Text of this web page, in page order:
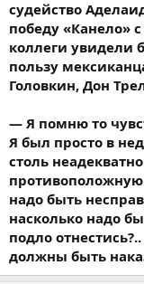
судейство
победу «Канело»
коллеги увидели
пользу
Головкин, Дон
— Я помню то
Я был просто в
столь
противоположную
надо быть
насколько надо
подло
должны быть